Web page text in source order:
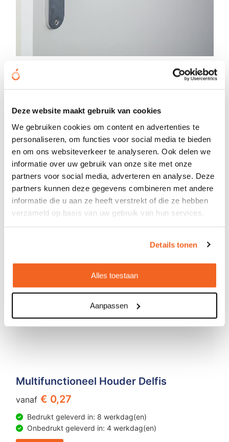
Deze website maakt gebruik van cookies
We gebruiken cookies om content en advertenties te
personaliseren, om functies voor social media te bieden
en om ons websiteverkeer te analyseren. Ook delen we
informatie over uw gebruik van onze site met onze
partners voor social media, adverteren en analyse. Deze
partners kunnen deze gegevens combineren met andere
informatie die u aan ze heeft verstrekt of die ze hebben
verzameld op basis van uw gebruik van hun services.
Details tonen
Alles toestaan
Aanpassen
Sleutelhanger - Deuropener
Bedrukt geleverd in: 10 werkdag(en)
Bekijken
Multifunctioneel Houder Delfis
vanaf € 0,27
Bedrukt geleverd in: 8 werkdag(en)
Onbedrukt geleverd in: 4 werkdag(en)